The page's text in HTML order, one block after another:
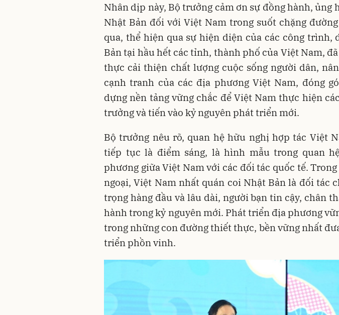
Nhân dịp này, Bộ trưởng cảm ơn sự đồng hành, ủng
Nhật Bản đối với Việt Nam trong suốt chặng
qua, thể hiện qua sự hiện diện của các công trình,
Bản tại hầu hết các tỉnh, thành phố của Việt Nam,
thực cải thiện chất lượng cuộc sống người dân,
cạnh tranh của các địa phương Việt Nam, đóng
dựng nền tảng vững chắc để Việt Nam thực hiện
trưởng và tiến vào kỷ nguyên phát triển mới.
Bộ trưởng nêu rõ, quan hệ hữu nghị hợp tác Việt
tiếp tục là điểm sáng, là hình mẫu trong quan
phương giữa Việt Nam với các đối tác quốc tế.
ngoại, Việt Nam nhất quán coi Nhật Bản là đối tác
trọng hàng đầu và lâu dài, người bạn tin cậy, chân
hành trong kỷ nguyên mới. Phát triển địa phương
trong những con đường thiết thực, bền vững nhất
triển phồn vinh.